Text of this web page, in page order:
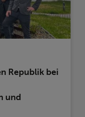
Republik bei
und